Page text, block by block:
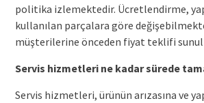
politika izlemektedir. Ücretlendirme,
kullanılan parçalara göre
müşterilerine önceden fiyat teklifi
Servis hizmetleri ne kadar sürede
Servis hizmetleri, ürünün arızasına ve